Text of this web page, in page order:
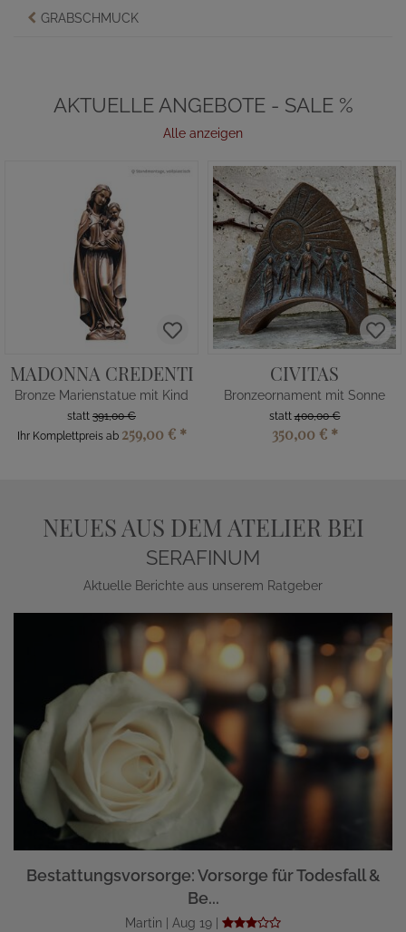
GRABSCHMUCK
AKTUELLE ANGEBOTE - SALE %
Alle anzeigen
MADONNA CREDENTI
Bronze Marienstatue mit Kind
statt 391,00 €
Ihr Komplettpreis ab 259,00 € *
CIVITAS
Bronzeornament mit Sonne
statt400,00 €
350,00 € *
NEUES AUS DEM ATELIER BEI
SERAFINUM
Aktuelle Berichte aus unserem Ratgeber
Bestattungsvorsorge: Vorsorge für Todesfall &
Be...
Martin | Aug 19 |